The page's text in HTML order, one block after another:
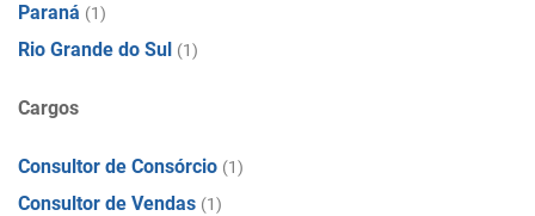
Paraná (1)
Rio Grande do Sul (1)
Cargos
Consultor de Consórcio (1)
Consultor de Vendas (1)